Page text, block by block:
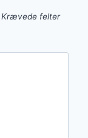
Krævede felter